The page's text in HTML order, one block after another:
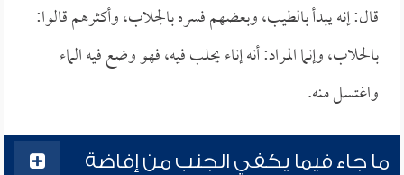
قال: إنه يبدأ بالطيب، وبعضهم فسره بالجلاب، وأكثرهم قالوا:
بالحلاب، وإنما المراد: أنه إناء يحلب فيه، فهو وضع فيه الماء
واغتسل منه.
ما جاء فيما يكفي الجنب من إفاضة